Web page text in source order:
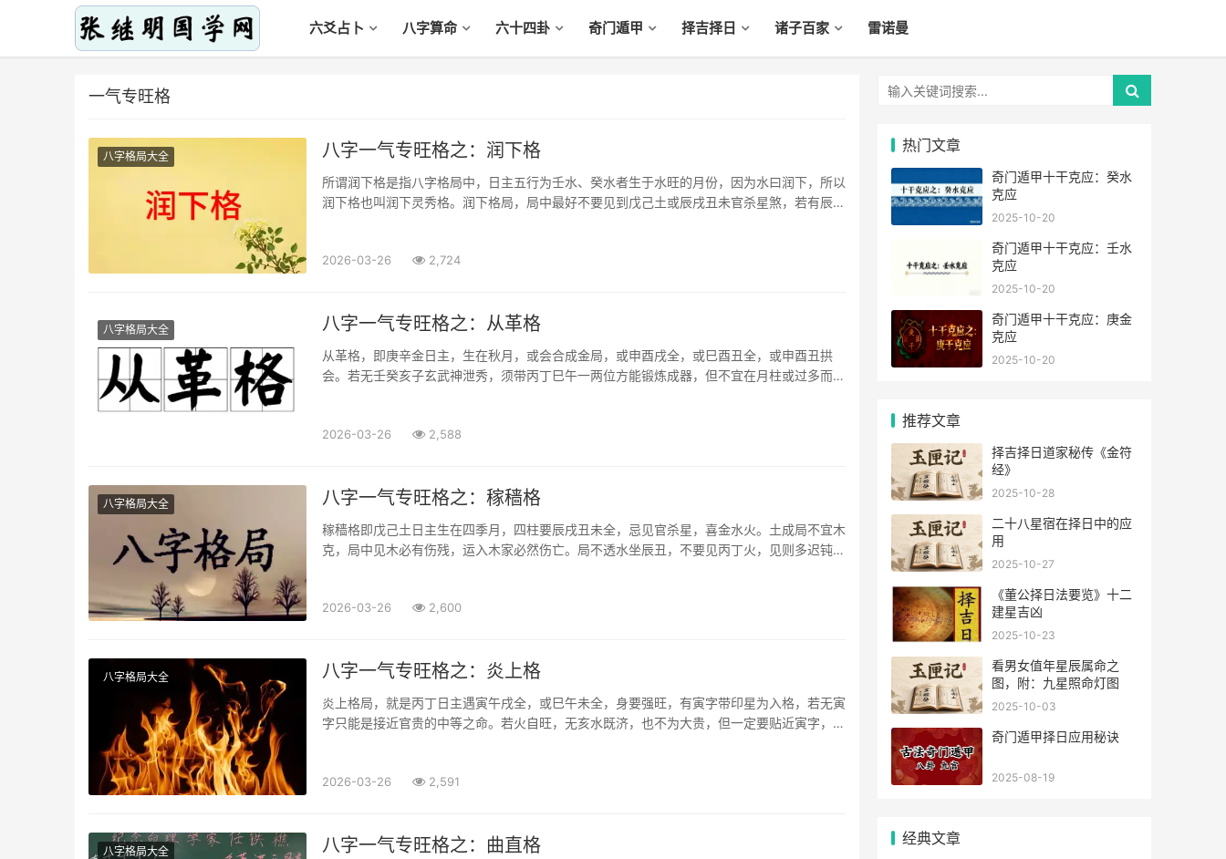
六爻占卜 八字算命 六十四卦 奇门遁甲 择吉择日 诸子百家 雷诺曼
一气专旺格
八字格局大全 八字一气专旺格之：润下格
所谓润下格是指八字格局中，日主五行为壬水、癸水者生于水旺的月份，因为水曰润下，所以
润下格也叫润下灵秀格。润下格局，局中最好不要见到戊己土或辰戌丑未官杀星煞，若有辰丑
2026-03-26 2,724
八字格局大全 八字一气专旺格之：从革格
从革格，即庚辛金日主，生在秋月，或会合成金局，或申酉戌全，或巳酉丑全，或申酉丑拱
会。若无壬癸亥子玄武神泄秀，须带丙丁巳午一两位方能锻炼成器，但不宜在月柱或过多而反
2026-03-26 2,588
八字格局大全 八字一气专旺格之：稼穑格
稼穑格即戊己土日主生在四季月，四柱要辰戌丑未全，忌见官杀星，喜金水火。土成局不宜木
克，局中见木必有伤残，运入木家必然伤亡。局不透水坐辰丑，不要见丙丁火，见则多迟钝，
2026-03-26 2,600
八字格局大全 八字一气专旺格之：炎上格
炎上格局，就是丙丁日主遇寅午戌全，或巳午未全，身要强旺，有寅字带印星为入格，若无寅
字只能是接近官贵的中等之命。若火自旺，无亥水既济，也不为大贵，但一定要贴近寅字，不
2026-03-26 2,591
八字格局大全 八字一气专旺格之：曲直格
热门文章
奇门遁甲十干克应：癸水
克应
2025-10-20
奇门遁甲十干克应：壬水
克应
2025-10-20
奇门遁甲十干克应：庚金
克应
2025-10-20
推荐文章
择吉择日道家秘传《金符
经》
2025-10-28
二十八星宿在择日中的应
用
2025-10-27
《董公择日法要览》十二
建星吉凶
2025-10-23
看男女值年星辰属命之
图，附：九星照命灯图
2025-10-03
奇门遁甲择日应用秘诀
2025-08-19
经典文章